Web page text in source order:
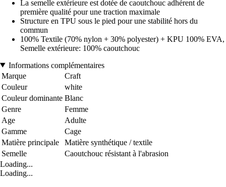
La semelle extérieure est dotée de caoutchouc adhérent de
première qualité pour une traction maximale
Structure en TPU sous le pied pour une stabilité hors du
commun
100% Textile (70% nylon + 30% polyester) + KPU 100% EVA,
Semelle extérieure: 100% caoutchouc
Informations complémentaires
Marque
Craft
Couleur
white
Couleur dominante Blanc
Genre
Femme
Age
Adulte
Gamme
Cage
Matière principale
Matière synthétique / textile
Semelle
Caoutchouc résistant à l'abrasion
Loading...
Loading...